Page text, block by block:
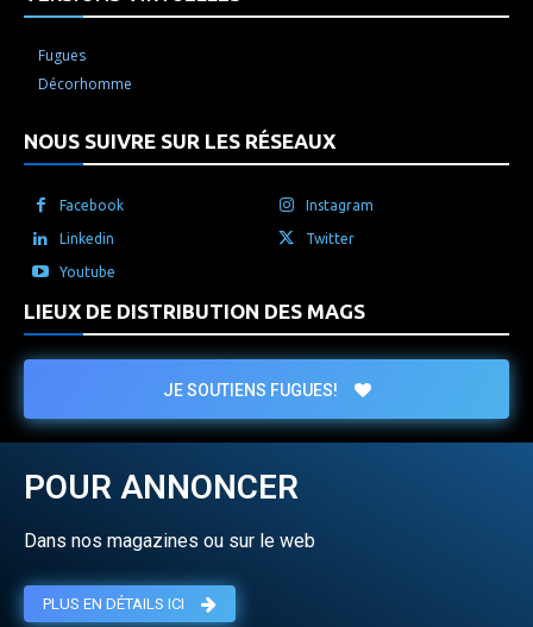
Fugues
Décorhomme
NOUS SUIVRE SUR LES RÉSEAUX
Facebook Instagram
Linkedin Twitter
Youtube
LIEUX DE DISTRIBUTION DES MAGS
JE SOUTIENS FUGUES!
POUR ANNONCER
Dans nos magazines ou sur le web
PLUS EN DÉTAILS ICI